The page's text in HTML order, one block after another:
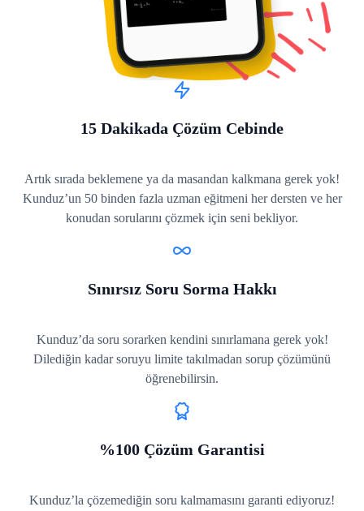
15 Dakikada Çözüm Cebinde
Artık sırada beklemene ya da masandan kalkmana gerek yok!
Kunduz’un 50 binden fazla uzman eğitmeni her dersten ve her
konudan sorularını çözmek için seni bekliyor.
Sınırsız Soru Sorma Hakkı
Kunduz’da soru sorarken kendini sınırlamana gerek yok!
Dilediğin kadar soruyu limite takılmadan sorup çözümünü
öğrenebilirsin.
%100 Çözüm Garantisi
Kunduz’la çözemediğin soru kalmamasını garanti ediyoruz!